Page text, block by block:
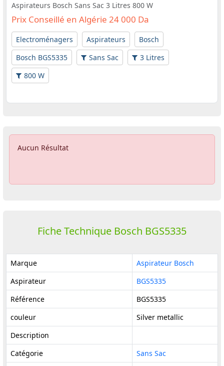
Aspirateurs Bosch Sans Sac 3 Litres 800 W
Prix Conseillé en Algérie 24 000 Da
Electroménagers Aspirateurs
Bosch
Bosch BGS5335
Sans Sac
3 Litres
800 W
Aucun Résultat
Fiche Technique Bosch BGS5335
Marque
Aspirateur Bosch
Aspirateur
BGS5335
Référence
BGS5335
couleur
Silver metallic
Description
Catégorie
Sans Sac